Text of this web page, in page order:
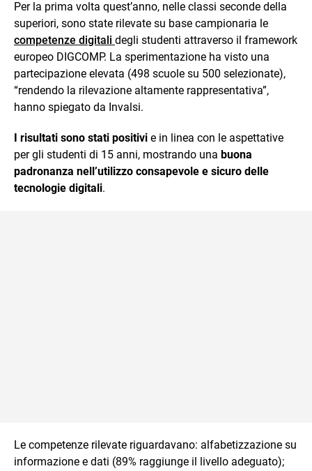
Per la prima volta quest’anno, nelle classi seconde della
superiori, sono state rilevate su base campionaria le
competenze digitali degli studenti attraverso il framework
europeo DIGCOMP. La sperimentazione ha visto una
partecipazione elevata (498 scuole su 500 selezionate),
“rendendo la rilevazione altamente rappresentativa”,
hanno spiegato da Invalsi.
I risultati sono stati positivi e in linea con le aspettative
per gli studenti di 15 anni, mostrando una buona
padronanza nell’utilizzo consapevole e sicuro delle
tecnologie digitali.
Le competenze rilevate riguardavano: alfabetizzazione su
informazione e dati (89% raggiunge il livello adeguato);